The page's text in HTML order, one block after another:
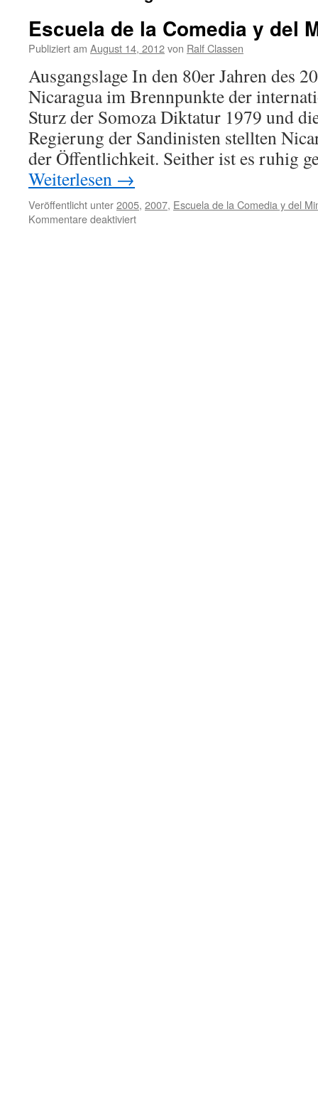
Escuela de la Comedia y del
Publiziert am August 14, 2012von Ralf Classen
Ausgangslage In den 80er Jahren des
Nicaragua im Brennpunkte der
Sturz der Somoza Diktatur 1979 und
Regierung der Sandinisten stellten
der Öffentlichkeit. Seither ist es ruhig
Weiterlesen →
Veröffentlicht unter2005, 2007, Escuela de la Comedia y del
Kommentare deaktiviertfür